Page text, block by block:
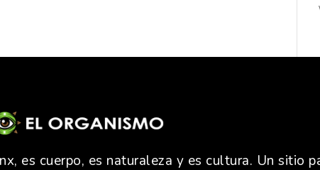
es cuerpo, es naturaleza y es cultura. Un sitio